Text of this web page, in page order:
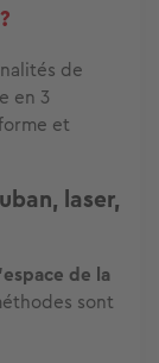
de
en 3
et
laser,
de la
sont